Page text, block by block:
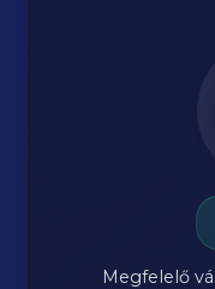
Megfelelő